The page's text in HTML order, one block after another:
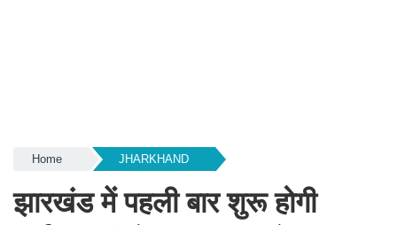
Home JHARKHAND
झारखंड में पहली बार शुरू होगी